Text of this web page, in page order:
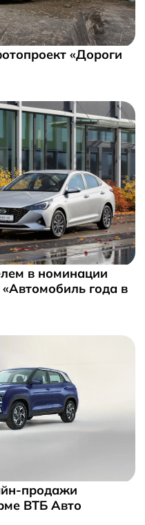
«Дороги
в номинации
года в
продажи
ВТБ Авто